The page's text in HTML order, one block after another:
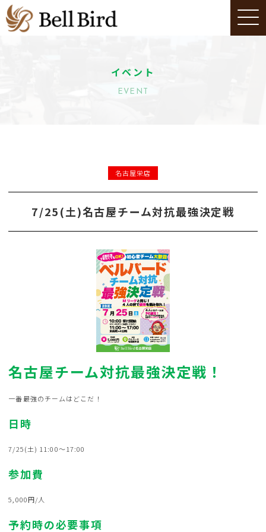
イベント
EVENT
名古屋栄店
7/25(土)名古屋チーム対抗最強決定戦
名古屋チーム対抗最強決定戦！
一番最強のチームはどこだ！
日時
7/25(土) 11:00～17:00
参加費
5,000円/人
予約時の必要事項